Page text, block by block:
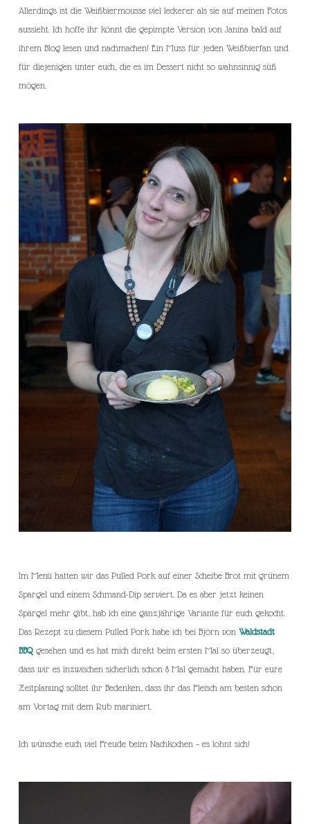
Allerdings ist die Weißbiermousse viel leckerer als sie auf meinen Fotos
aussieht. Ich hoffe ihr könnt die gepimpte Version von Janina bald auf
ihrem Blog lesen und nachmachen! Ein Muss für jeden Weißbierfan und
für diejenigen unter euch, die es im Dessert nicht so wahnsinnig süß
mögen.
Im Menü hatten wir das Pulled Pork auf einer Scheibe Brot mit grünem
Spargel und einem Schmand-Dip serviert. Da es aber jetzt keinen
Spargel mehr gibt, hab ich eine ganzjährige Variante für euch gekocht.
Das Rezept zu diesem Pulled Pork habe ich bei Björn von Waldstadt
BBQ gesehen und es hat mich direkt beim ersten Mal so überzeugt,
dass wir es inzwischen sicherlich schon 8 Mal gemacht haben. Für eure
Zeitplanung solltet ihr Bedenken, dass ihr das Fleisch am besten schon
am Vortag mit dem Rub mariniert.
Ich wünsche euch viel Freude beim Nachkochen – es lohnt sich!